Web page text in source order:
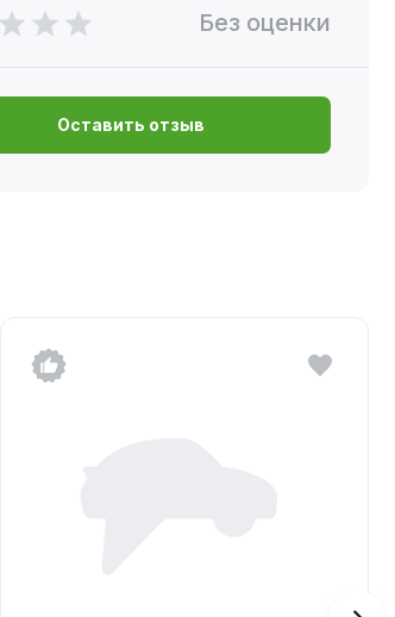
Без оценки
Оставить отзыв